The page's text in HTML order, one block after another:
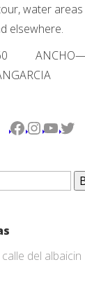
water areas
elsewhere.
60
Facebook
del albaicin